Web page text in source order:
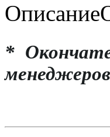
Описание
*